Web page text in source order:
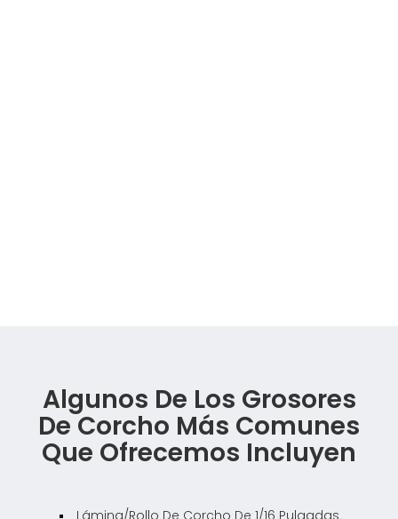
Algunos De Los Grosores
De Corcho Más Comunes
Que Ofrecemos Incluyen